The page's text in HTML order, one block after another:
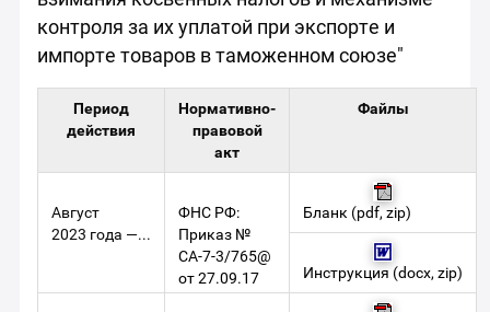
контроля за их уплатой при экспорте и
импорте товаров в таможенном союзе"
Период
действия
Нормативно-
правовой
акт
Файлы
Август
2023 года —...
ФНС РФ:
Приказ №
СА-7-3/765@
от 27.09.17
Бланк (pdf, zip)
Инструкция (docx, zip)